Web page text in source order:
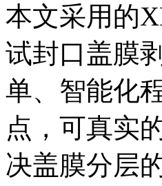
本文采用的
试封口盖膜
单、智能化
点，可真实
决盖膜分层